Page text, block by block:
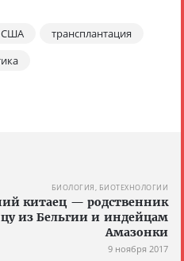
США
трансплантация
БИОЛОГИЯ, БИОТЕХНОЛОГИИ
китаец — родственник
из Бельгии и индейцам
Амазонки
9 ноября 2017